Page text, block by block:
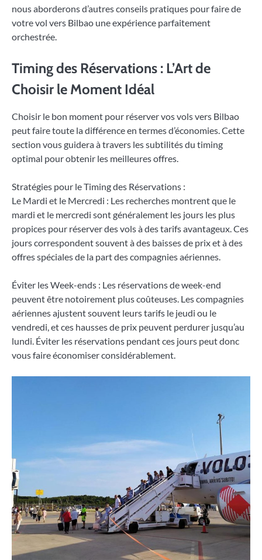
nous aborderons d’autres conseils pratiques pour faire de
votre vol vers Bilbao une expérience parfaitement
orchestrée.
Timing des Réservations : L’Art de
Choisir le Moment Idéal
Choisir le bon moment pour réserver vos vols vers Bilbao
peut faire toute la différence en termes d’économies. Cette
section vous guidera à travers les subtilités du timing
optimal pour obtenir les meilleures offres.
Stratégies pour le Timing des Réservations :
Le Mardi et le Mercredi : Les recherches montrent que le
mardi et le mercredi sont généralement les jours les plus
propices pour réserver des vols à des tarifs avantageux. Ces
jours correspondent souvent à des baisses de prix et à des
offres spéciales de la part des compagnies aériennes.
Éviter les Week-ends : Les réservations de week-end
peuvent être notoirement plus coûteuses. Les compagnies
aériennes ajustent souvent leurs tarifs le jeudi ou le
vendredi, et ces hausses de prix peuvent perdurer jusqu’au
lundi. Éviter les réservations pendant ces jours peut donc
vous faire économiser considérablement.